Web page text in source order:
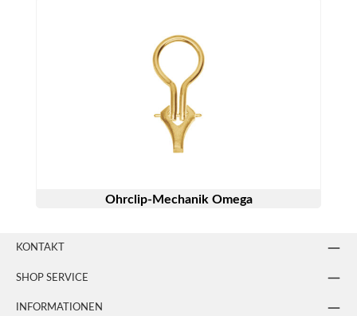
Ohrclip-Mechanik Omega
KONTAKT
SHOP SERVICE
INFORMATIONEN